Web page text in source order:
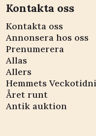
Kontakta oss
Kontakta oss
Annonsera hos oss
Prenumerera
Allas
Allers
Hemmets
Året runt
Antik auktion